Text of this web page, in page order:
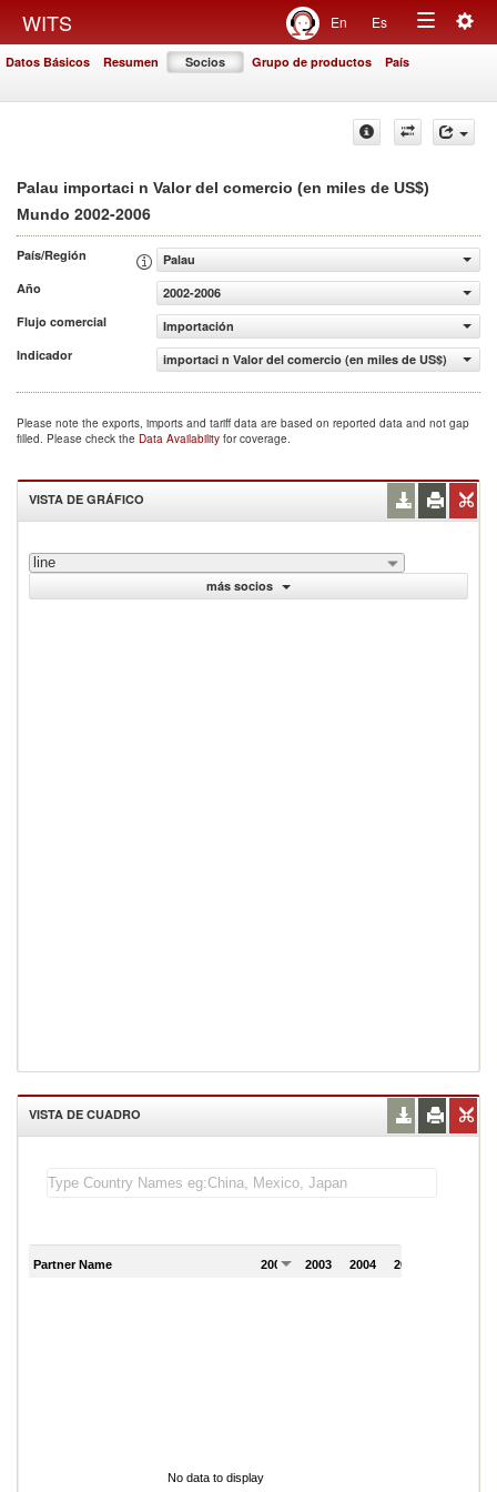
WITS En Es
Toggle
Datos Básicos Resumen Socios Grupo de productos País
Palau importaci n Valor del comercio (en miles de US$)
Mundo 2002-2006
País/Región
Palau
Año
2002-2006
Flujo comercial
Importación
Indicador
importaci n Valor del comercio (en miles de US$)
Please note the exports, imports and tariff data are based on reported data and not gap
filled. Please check the Data Availability for coverage.
VISTA DE GRÁFICO
line
más socios
VISTA DE CUADRO
Partner Name 2002 2003 2004 2005
No data to display